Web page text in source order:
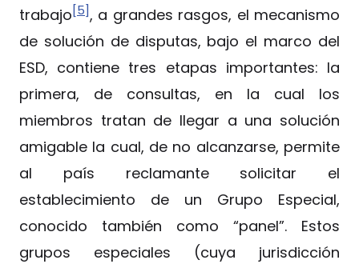
trabajo[5], a grandes rasgos, el mecanismo
de solución de disputas, bajo el marco del
ESD, contiene tres etapas importantes: la
primera, de consultas, en la cual los
miembros tratan de llegar a una solución
amigable la cual, de no alcanzarse, permite
al país reclamante solicitar el
establecimiento de un Grupo Especial,
conocido también como “panel”. Estos
grupos especiales (cuya jurisdicción